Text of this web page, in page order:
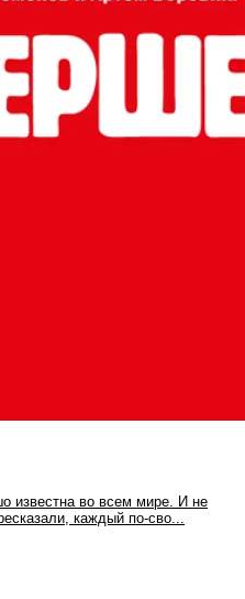
известна во всем мире. И не
каждый по-сво...